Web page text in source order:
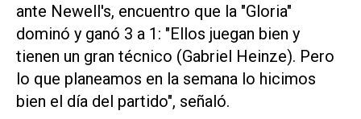
ante Newell's, encuentro que la "Gloria"
dominó y ganó 3 a 1: "Ellos juegan bien y
tienen un gran técnico (Gabriel Heinze). Pero
lo que planeamos en la semana lo hicimos
bien el día del partido", señaló.